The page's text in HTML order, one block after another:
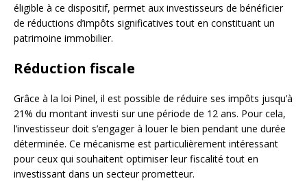
éligible à ce dispositif, permet aux investisseurs de bénéficier
de réductions d’impôts significatives tout en constituant un
patrimoine immobilier.
Réduction fiscale
Grâce à la loi Pinel, il est possible de réduire ses impôts jusqu’à
21% du montant investi sur une période de 12 ans. Pour cela,
l’investisseur doit s’engager à louer le bien pendant une durée
déterminée. Ce mécanisme est particulièrement intéressant
pour ceux qui souhaitent optimiser leur fiscalité tout en
investissant dans un secteur prometteur.